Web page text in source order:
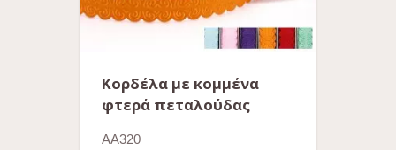
Κορδέλα με κομμένα
φτερά πεταλούδας
AA320